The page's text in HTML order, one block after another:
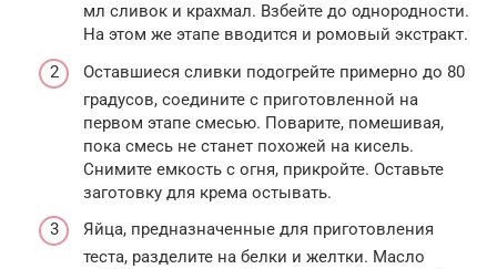
мл сливок и крахмал. Взбейте до однородности.
На этом же этапе вводится и ромовый экстракт.
Оставшиеся сливки подогрейте примерно до 80
градусов, соедините с приготовленной на
первом этапе смесью. Поварите, помешивая,
пока смесь не станет похожей на кисель.
Снимите емкость с огня, прикройте. Оставьте
заготовку для крема остывать.
Яйца, предназначенные для приготовления
теста, разделите на белки и желтки. Масло